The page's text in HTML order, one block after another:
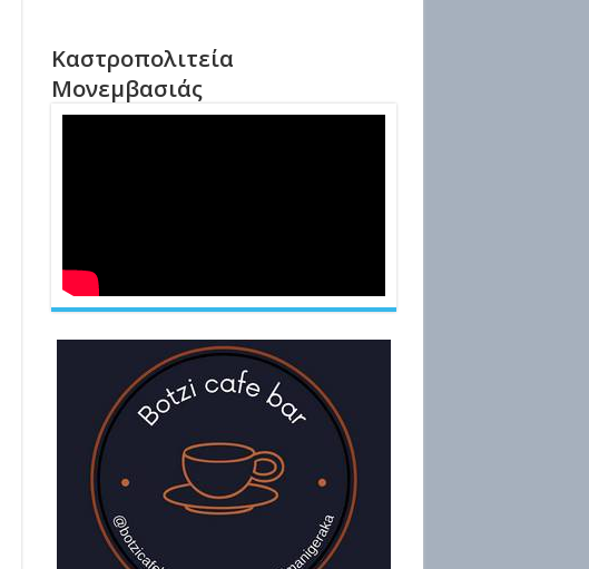
Καστροπολιτεία
Μονεμβασιάς